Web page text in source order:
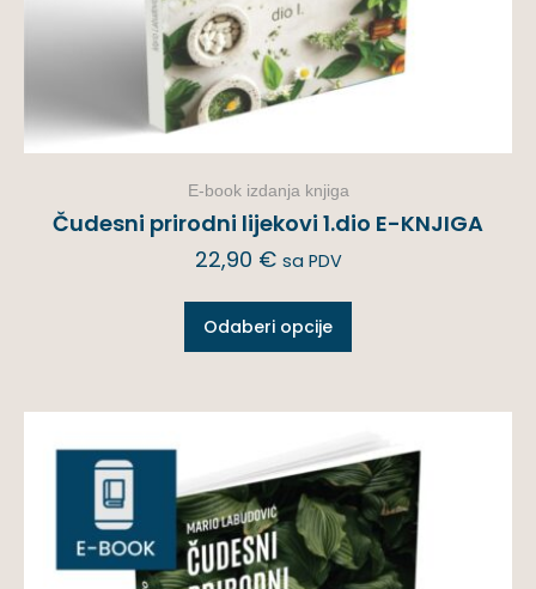
E-book izdanja knjiga
Čudesni prirodni lijekovi 1.dio E-KNJIGA
22,90 € sa PDV
Odaberi opcije